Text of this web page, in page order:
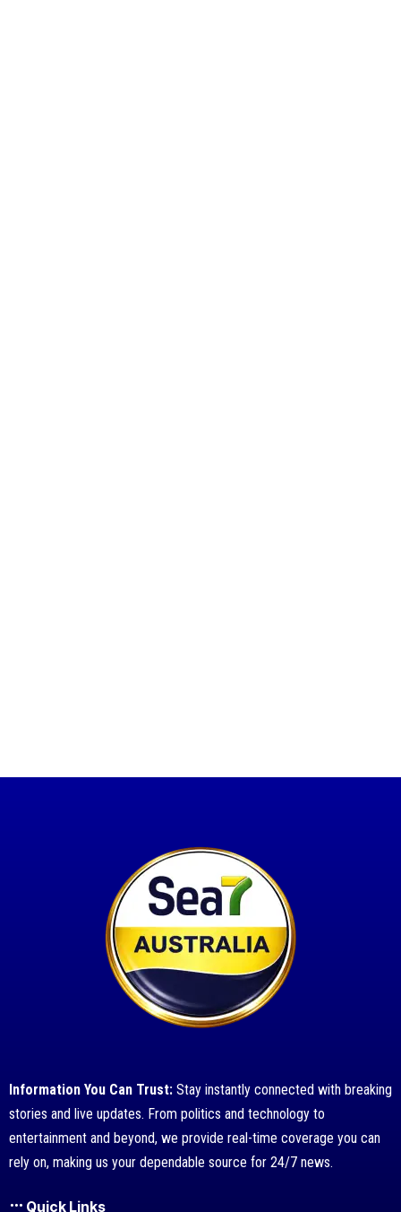
Information You Can Trust: Stay instantly connected with breaking
stories and live updates. From politics and technology to
entertainment and beyond, we provide real-time coverage you can
rely on, making us your dependable source for 24/7 news.
Quick Links